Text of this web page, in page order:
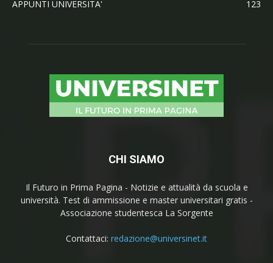
APPUNTI UNIVERSITA'
123
CHI SIAMO
Il Futuro in Prima Pagina - Notizie e attualità da scuola e
università. Test di ammissione e master universitari gratis -
Associazione studentesca La Sorgente
Contattaci: redazione@universinet.it